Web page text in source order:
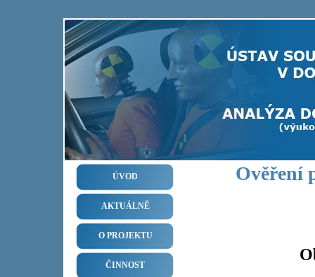
ÚVOD
AKTUÁLNĚ
O PROJEKTU
ČINNOST
Ověření